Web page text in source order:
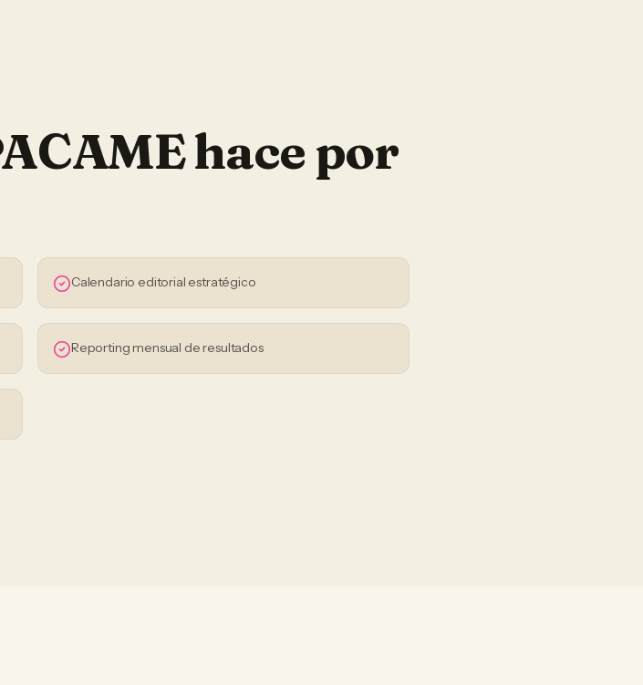
hace por
Calendario editorial estratégico
Reporting mensual de resultados